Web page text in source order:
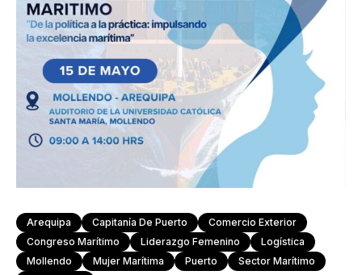
Arequipa Capitanía De Puerto
Comercio Exterior
Congreso Marítimo
Liderazgo Femenino
Logística
Mollendo
Mujer Marítima Puerto
Sector Marítimo